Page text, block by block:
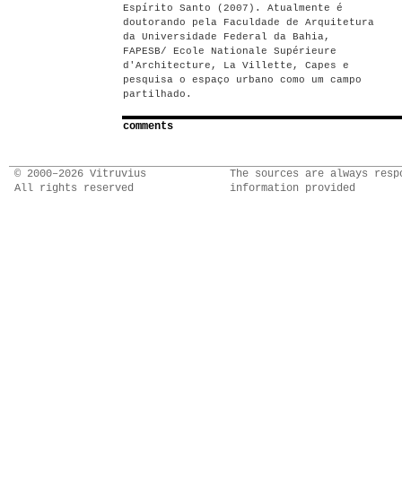
Espírito Santo (2007). Atualmente é
doutorando pela Faculdade de Arquitetura
da Universidade Federal da Bahia,
FAPESB/ Ecole Nationale Supérieure
d'Architecture, La Villette, Capes e
pesquisa o espaço urbano como um campo
partilhado.
comments
© 2000–2026 Vitruvius
All rights reserved
The sources are always
information provided